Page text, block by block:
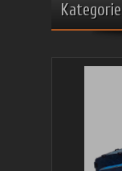
Kategorie